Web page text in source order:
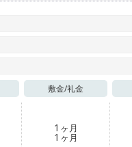
敷金/礼金
1 ヶ月
1 ヶ月